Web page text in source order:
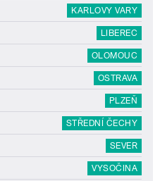
KARLOVY VARY
LIBEREC
OLOMOUC
OSTRAVA
PLZEŇ
STŘEDNÍ ČECHY
SEVER
VYSOČINA